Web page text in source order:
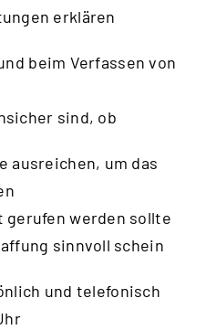
erklären
beim Verfassen von
sind, ob
ausreichen, um das
gerufen werden sollte
sinnvoll schein
und telefonisch